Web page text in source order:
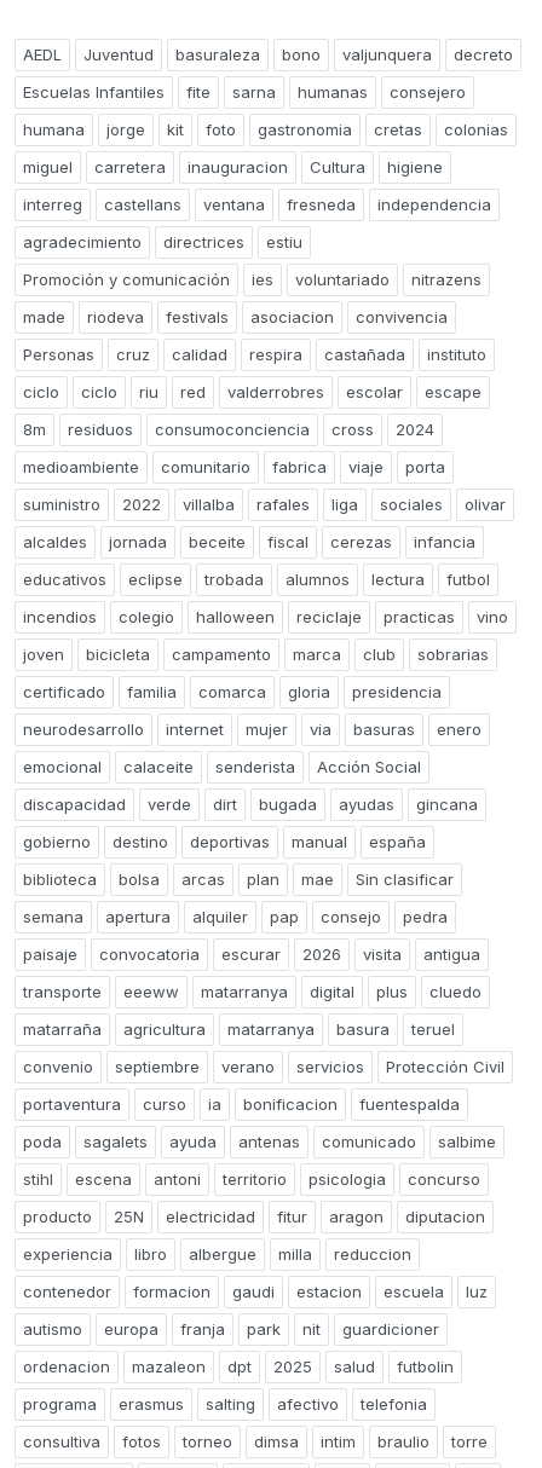
AEDL Juventud basuraleza bono valjunquera
decreto
Escuelas Infantiles
fite sarna humanas
consejero
humana
jorge kit foto gastronomia cretas
colonias
miguel
carretera inauguracion Cultura
higiene
interreg
castellans ventana fresneda
independencia
agradecimiento
directrices
estiu
Promoción y comunicación
ies voluntariado
nitrazens
made
riodeva festivals asociacion
convivencia
Personas
cruz calidad respira castañada
instituto
ciclo
ciclo riu red valderrobres escolar
escape
8m
residuos consumoconciencia cross
2024
medioambiente
comunitario fabrica viaje
porta
suministro
2022 villalba rafales liga sociales
olivar
alcaldes
jornada beceite fiscal cerezas
infancia
educativos
eclipse trobada alumnos lectura
futbol
incendios
colegio halloween reciclaje practicas
vino
joven
bicicleta campamento marca club
sobrarias
certificado
familia comarca gloria
presidencia
neurodesarrollo
internet mujer via basuras
enero
emocional
calaceite senderista
Acción Social
discapacidad
verde dirt bugada ayudas
gincana
gobierno
destino deportivas manual
españa
biblioteca
bolsa arcas plan mae
Sin clasificar
semana
apertura alquiler pap consejo
pedra
paisaje
convocatoria escurar 2026 visita
antigua
transporte
eeeww matarranya digital plus
cluedo
matarraña
agricultura matarranya basura
teruel
convenio
septiembre verano servicios
Protección Civil
portaventura
curso ia bonificacion
fuentespalda
poda
sagalets ayuda antenas comunicado
salbime
stihl
escena antoni territorio psicologia
concurso
producto
25N electricidad fitur aragon
diputacion
experiencia
libro albergue milla
reduccion
contenedor
formacion gaudi estacion escuela
luz
autismo
europa franja park nit
guardicioner
ordenacion
mazaleon dpt 2025 salud
futbolin
programa
erasmus salting afectivo
telefonia
consultiva
fotos torneo dimsa intim braulio
torre